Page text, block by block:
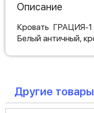
Описание
Кровать ГРАЦИЯ-
Белый античный,
Другие